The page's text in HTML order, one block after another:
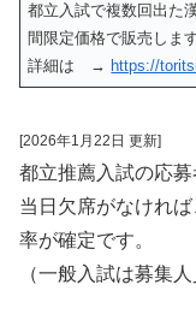
都立入試で複数回出た
間限定価格で販売します
詳細は → https://
[2026年1月22日 更新]
都立推薦入試の応募
当日欠席がなければ
率が確定です。
（一般入試は募集